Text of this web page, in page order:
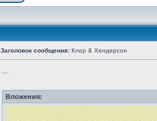
Заголовок сообщения: Клер & Хендерсон
...
Вложения: